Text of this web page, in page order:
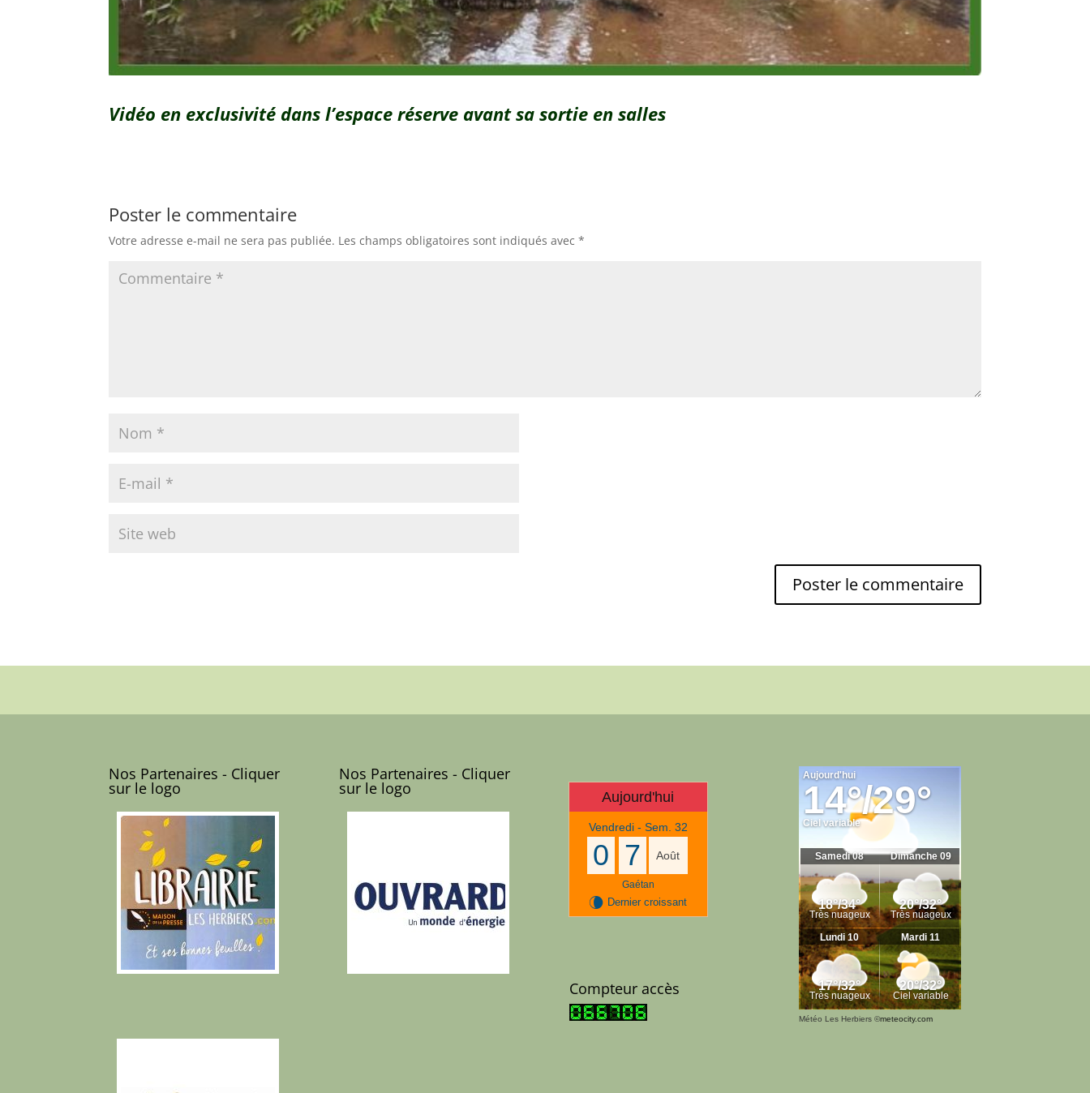
Vidéo en exclusivité dans l’espace réserve avant sa sortie en salles
Poster le commentaire
Votre adresse e-mail ne sera pas publiée. Les champs obligatoires sont indiqués avec*
Nos Partenaires - Cliquer
sur le logo
Nos Partenaires - Cliquer
sur le logo Aujourd'hui
Vendredi - Sem. 32
0 7 Août
Gaétan
V Dernier croissant
Compteur accès
Météo Les Herbiers ©meteocity.com